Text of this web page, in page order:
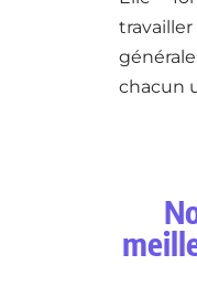
chacun